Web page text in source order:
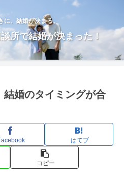
に、結婚が決まる。
所で結婚が決まった！
結婚のタイミングが合
はてブ
コピー